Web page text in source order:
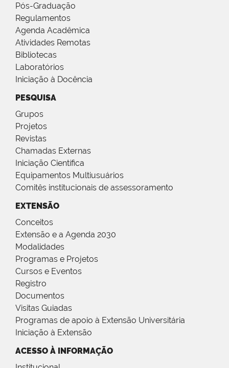
Pós-Graduação
Regulamentos
Agenda Acadêmica
Atividades Remotas
Bibliotecas
Laboratórios
Iniciação à Docência
PESQUISA
Grupos
Projetos
Revistas
Chamadas Externas
Iniciação Científica
Equipamentos Multiusuários
Comitês institucionais de assessoramento
EXTENSÃO
Conceitos
Extensão e a Agenda 2030
Modalidades
Programas e Projetos
Cursos e Eventos
Registro
Documentos
Visitas Guiadas
Programas de apoio à Extensão Universitária
Iniciação à Extensão
ACESSO À INFORMAÇÃO